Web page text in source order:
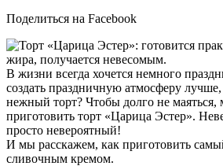
Поделиться на Facebook
В жизни всегда хочется немного
создать праздничную атмосферу
нежный торт? Чтобы долго не
приготовить торт «Царица Эстер».
просто невероятный!
И мы расскажем, как приготовить
сливочным кремом.